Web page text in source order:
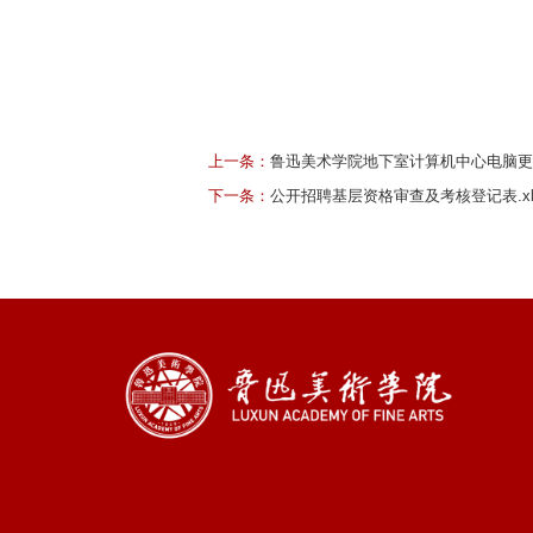
上一条： 鲁迅美术学院地下室计算机中心电脑
下一条： 公开招聘基层资格审查及考核登记表